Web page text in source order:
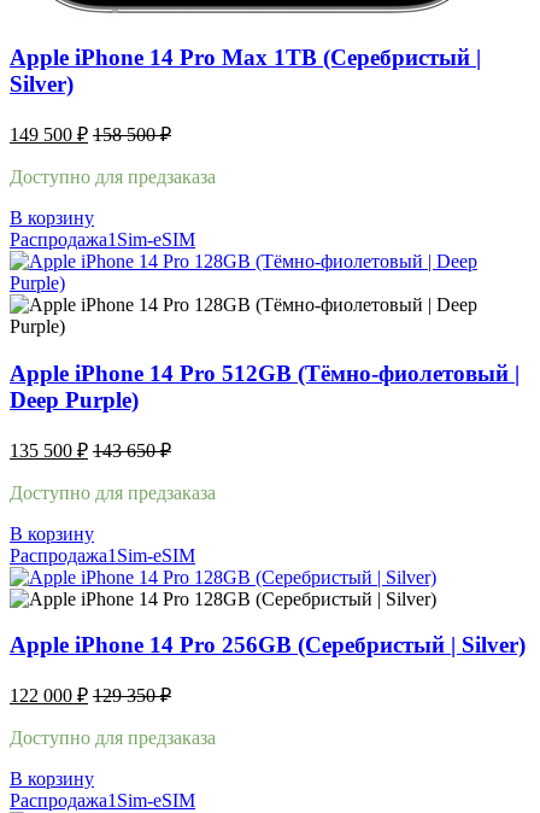
Apple iPhone 14 Pro Max 1TB (Серебристый |
Silver)
149 500 ₽ 158 500₽
Доступно для предзаказа
В корзину
Распродажа1Sim-eSIM
Apple iPhone 14 Pro 512GB (Тёмно-фиолетовый |
Deep Purple)
135 500 ₽ 143 650₽
Доступно для предзаказа
В корзину
Распродажа1Sim-eSIM
Apple iPhone 14 Pro 256GB (Серебристый | Silver)
122 000 ₽ 129 350₽
Доступно для предзаказа
В корзину
Распродажа1Sim-eSIM